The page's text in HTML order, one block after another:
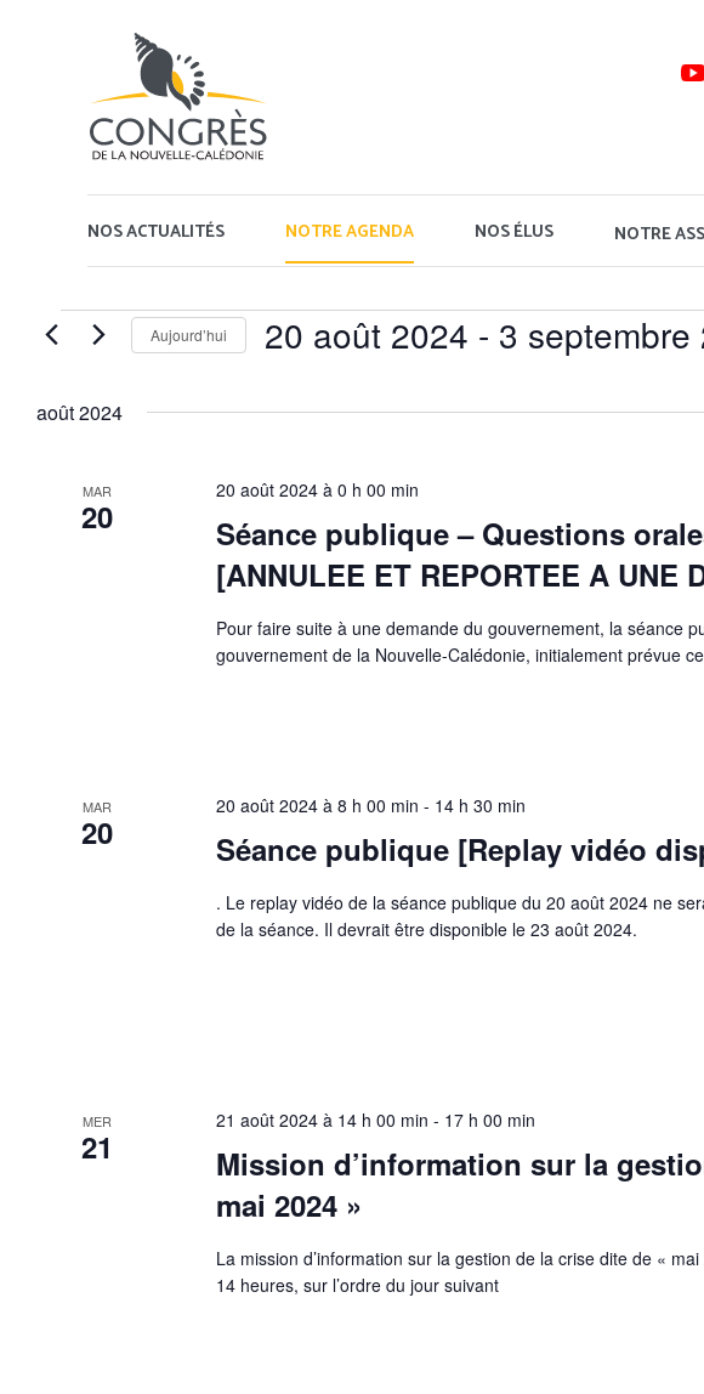
NOS ACTUALITÉS NOTRE AGENDA NOS ÉLUS NOTRE
Évènements
Aujourd’hui 20 août 2024 - 3 septembre
août 2024
MAR
20
Séance publique – Questions
[ANNULEE ET REPORTEE A UNE
20 août 2024 à 0 h 00 min
Pour faire suite à une demande du gouvernement, la séance
gouvernement de la Nouvelle-Calédonie, initialement prévue
MAR
20 Séance publique [Replay vidéo
20 août 2024 à 8 h 00 min - 14 h 30 min
. Le replay vidéo de la séance publique du 20 août 2024 ne
de la séance. Il devrait être disponible le 23 août 2024.
MER
21
Mission d’information sur la
mai 2024 »
21 août 2024 à 14 h 00 min - 17 h 00 min
La mission d’information sur la gestion de la crise dite de «
14 heures, sur l’ordre du jour suivant